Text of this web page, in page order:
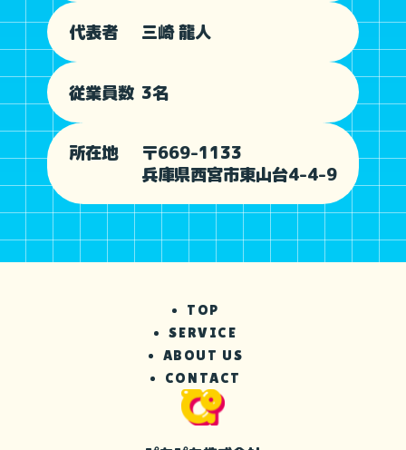
代表者 三崎 龍人
従業員数 3名
所在地
〒669-1133
兵庫県西宮市東山台4-4-9
TOP
SERVICE
ABOUT US
CONTACT